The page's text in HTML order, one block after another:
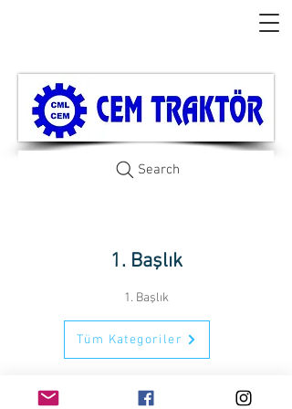
Search
1. Başlık
1. Başlık
Tüm Kategoriler